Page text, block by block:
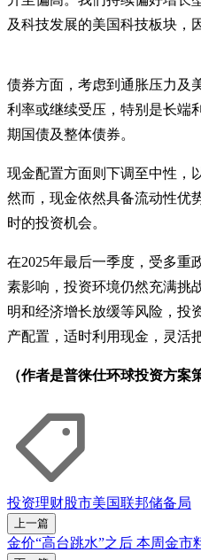
及科技发展的美国科技板块，
债券方面，考虑到通胀压力及
利率或继续受压，特别是长端
期国债及整体债券。
现金配置方面则下调至中性，
然而，现金依然具备流动性优
时的投资机会。
在2025年最后一季度，受多重
素影响，投资环境仍然充满挑
明和经济增长放缓等风险，投
产配置，适时利用现金，灵活
（作者是普徕仕环球投资方案
投资理财股市美国联邦储备局
上一篇
金价“高台跳水”之后 本周金市